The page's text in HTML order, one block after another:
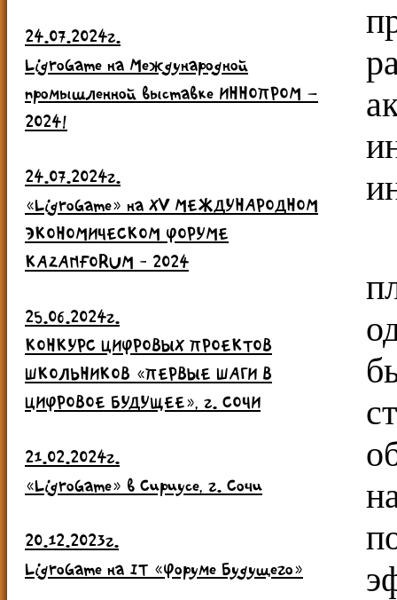
24.07.2024г.
LigroGame на Международной
промышленной выставке ИННОПРОМ –
2024!
24.07.2024г.
«LigroGame» на ХV МЕЖДУНАРОДНОМ
ЭКОНОМИЧЕСКОМ ФОРУМЕ
KAZANFORUM - 2024
25.06.2024г.
КОНКУРС ЦИФРОВЫХ ПРОЕКТОВ
ШКОЛЬНИКОВ «ПЕРВЫЕ ШАГИ В
ЦИФРОВОЕ БУДУЩЕЕ», г. СОЧИ
21.02.2024г.
«LigroGame» в Сириусе, г. Сочи
20.12.2023г.
LigroGame на IT «Форуме Будущего»